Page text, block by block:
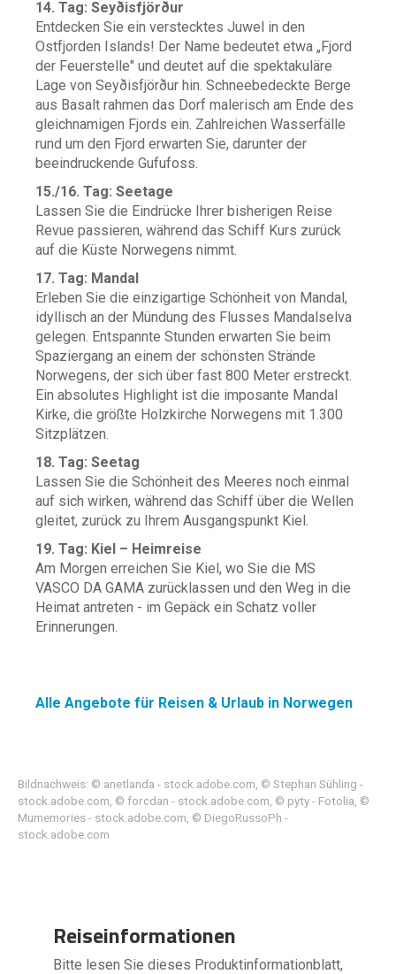
14. Tag: Seyðisfjörður
Entdecken Sie ein verstecktes Juwel in den
Ostfjorden Islands! Der Name bedeutet etwa „Fjord
der Feuerstelle" und deutet auf die spektakuläre
Lage von Seyðisfjörður hin. Schneebedeckte Berge
aus Basalt rahmen das Dorf malerisch am Ende des
gleichnamigen Fjords ein. Zahlreichen Wasserfälle
rund um den Fjord erwarten Sie, darunter der
beeindruckende Gufufoss.
15./16. Tag: Seetage
Lassen Sie die Eindrücke Ihrer bisherigen Reise
Revue passieren, während das Schiff Kurs zurück
auf die Küste Norwegens nimmt.
17. Tag: Mandal
Erleben Sie die einzigartige Schönheit von Mandal,
idyllisch an der Mündung des Flusses Mandalselva
gelegen. Entspannte Stunden erwarten Sie beim
Spaziergang an einem der schönsten Strände
Norwegens, der sich über fast 800 Meter erstreckt.
Ein absolutes Highlight ist die imposante Mandal
Kirke, die größte Holzkirche Norwegens mit 1.300
Sitzplätzen.
18. Tag: Seetag
Lassen Sie die Schönheit des Meeres noch einmal
auf sich wirken, während das Schiff über die Wellen
gleitet, zurück zu Ihrem Ausgangspunkt Kiel.
19. Tag: Kiel – Heimreise
Am Morgen erreichen Sie Kiel, wo Sie die MS
VASCO DA GAMA zurücklassen und den Weg in die
Heimat antreten - im Gepäck ein Schatz voller
Erinnerungen.
Alle Angebote für Reisen & Urlaub in Norwegen
Bildnachweis: © anetlanda - stock.adobe.com, © Stephan Sühling -
stock.adobe.com, © forcdan - stock.adobe.com, © pyty - Fotolia, ©
Mumemories - stock.adobe.com, © DiegoRussoPh -
stock.adobe.com
Reiseinformationen
Bitte lesen Sie dieses Produktinformationblatt,